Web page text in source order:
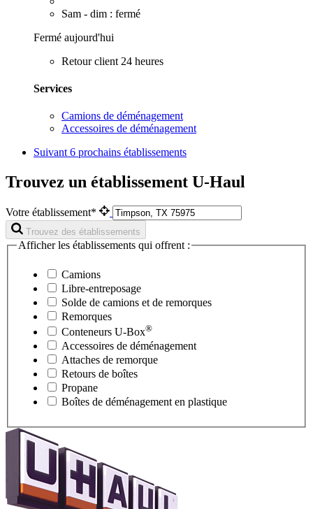
Sam - dim : fermé
Fermé aujourd'hui
Retour client 24 heures
Services
Camions de déménagement
Accessoires de déménagement
Suivant 6 prochains établissements
Trouvez un établissement U-Haul
Votre établissement*
Trouvez des établissements
Afficher les établissements qui offrent :
Camions
Libre-entreposage
Solde de camions et de remorques
Remorques
Conteneurs U-Box®
Accessoires de déménagement
Attaches de remorque
Retours de boîtes
Propane
Boîtes de déménagement en plastique